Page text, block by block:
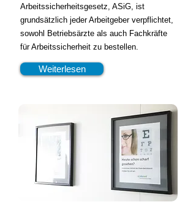
Arbeitssicherheitsgesetz, ASiG, ist
grundsätzlich jeder Arbeitgeber verpflichtet,
sowohl Betriebsärzte als auch Fachkräfte
für Arbeitssicherheit zu bestellen.
Weiterlesen